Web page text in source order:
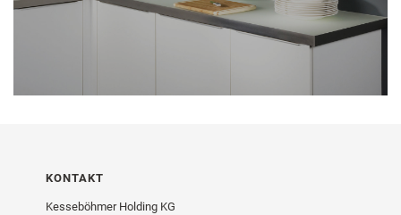
KONTAKT
Kesseböhmer Holding KG